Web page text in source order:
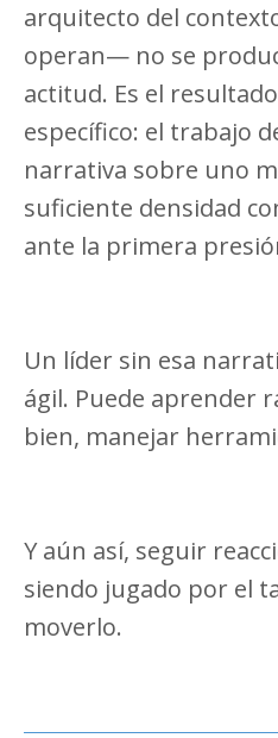
arquitecto del
operan— no se
actitud. Es el
específico: el trabajo
narrativa sobre uno
suficiente densidad
ante la primera
Un líder sin esa
ágil. Puede aprender
bien, manejar
Y aún así, seguir
siendo jugado por el
moverlo.